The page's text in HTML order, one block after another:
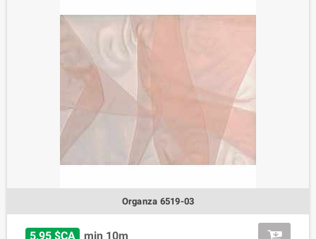
Organza 6519-03
5,95 $CA min 10m